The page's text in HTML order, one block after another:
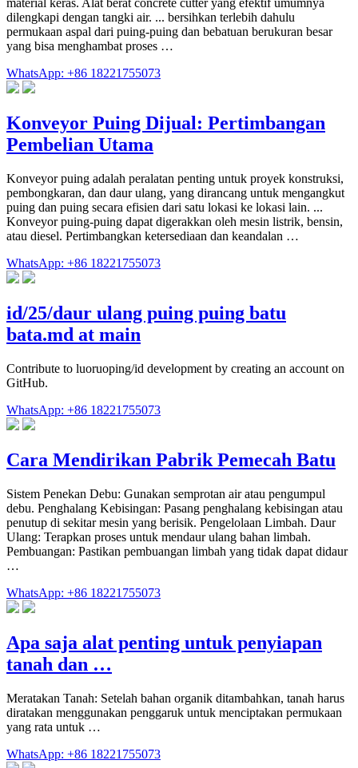
material keras. Alat berat concrete cutter yang efektif umumnya
dilengkapi dengan tangki air. ... bersihkan terlebih dahulu
permukaan aspal dari puing-puing dan bebatuan berukuran besar
yang bisa menghambat proses …
WhatsApp: +86 18221755073
Konveyor Puing Dijual: Pertimbangan
Pembelian Utama
Konveyor puing adalah peralatan penting untuk proyek konstruksi,
pembongkaran, dan daur ulang, yang dirancang untuk mengangkut
puing dan puing secara efisien dari satu lokasi ke lokasi lain. ...
Konveyor puing-puing dapat digerakkan oleh mesin listrik, bensin,
atau diesel. Pertimbangkan ketersediaan dan keandalan …
WhatsApp: +86 18221755073
id/25/daur ulang puing puing batu
bata.md at main
Contribute to luoruoping/id development by creating an account on
GitHub.
WhatsApp: +86 18221755073
Cara Mendirikan Pabrik Pemecah Batu
Sistem Penekan Debu: Gunakan semprotan air atau pengumpul
debu. Penghalang Kebisingan: Pasang penghalang kebisingan atau
penutup di sekitar mesin yang berisik. Pengelolaan Limbah. Daur
Ulang: Terapkan proses untuk mendaur ulang bahan limbah.
Pembuangan: Pastikan pembuangan limbah yang tidak dapat didaur
…
WhatsApp: +86 18221755073
Apa saja alat penting untuk penyiapan
tanah dan …
Meratakan Tanah: Setelah bahan organik ditambahkan, tanah harus
diratakan menggunakan penggaruk untuk menciptakan permukaan
yang rata untuk …
WhatsApp: +86 18221755073